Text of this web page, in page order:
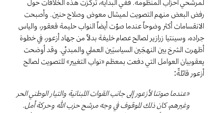
رفض البعض منهم التصويت لميشال معوض وصلاح حنين. وأصبحت
الانقسامات أكثر وضوحاً عندما صوّت أيضاً النواب حليمة قعقور، والياس
جراده، وسينتيا زرازير لصالح عصام خليفة بدلاً من جهاد أزعور، في خطوة
أظهرت الشرخ بين النهجَين السياسيَين العملي والمبدئي. وقد أوضحت
يعقوبيان العوامل التي دفعت بمعظم «نواب التغيير» للتصويت لصالح
أزعور قائلةً:
«عندما صوتنا لأزعور إلى جانب القوات اللبنانية والتيار الوطني الحر
وغيرهم، كان ذلك للوقوف في وجه مرشح حزب الله وحركة أمل.